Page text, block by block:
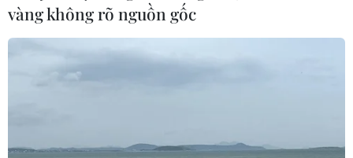
05/11/2019 08:32
vàng không rõ nguồn gốc